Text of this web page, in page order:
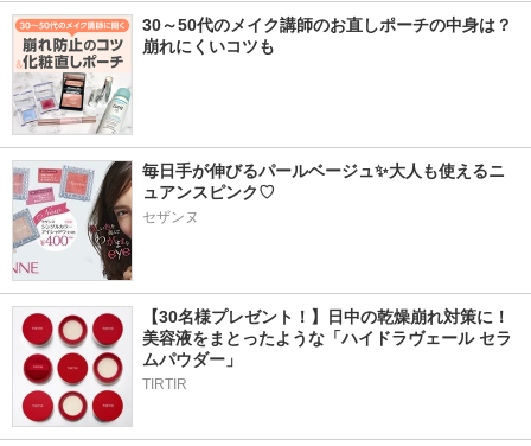
30～50代のメイク講師のお直しポーチの中身は？
崩れにくいコツも
毎日手が伸びるパールベージュ✨大人も使えるニ
ュアンスピンク♡
セザンヌ
【30名様プレゼント！】日中の乾燥崩れ対策に！
美容液をまとったような「ハイドラヴェール セラ
ムパウダー」
TIRTIR